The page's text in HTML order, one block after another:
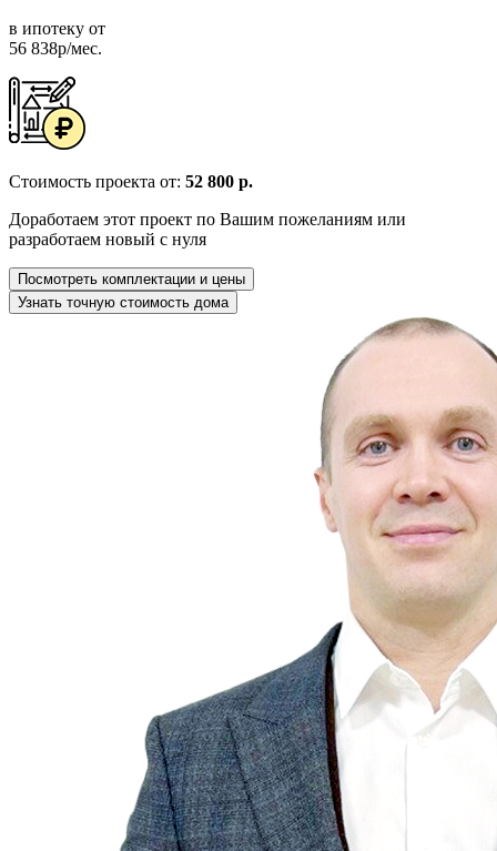
в ипотеку от
56 838р/мес.
Стоимость проекта от: 52 800 р.
Доработаем этот проект по Вашим пожеланиям или
разработаем новый с нуля
Посмотреть комплектации и цены
Узнать точную стоимость дома